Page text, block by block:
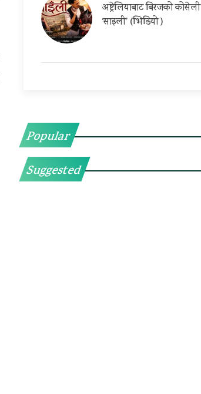
अष्ट्रेलियाबाट बिरजको कोसेली
‘साइली’ (भिडियो )
Popular
Suggested